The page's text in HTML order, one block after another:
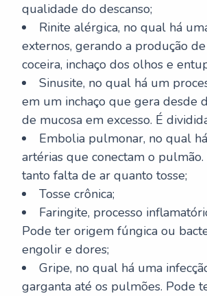
qualidade do descanso;
Rinite alérgica, no qual há
externos, gerando a produção
coceira, inchaço dos olhos e
Sinusite, no qual há um
em um inchaço que gera desde
de mucosa em excesso. É
Embolia pulmonar, no qual
artérias que conectam o
tanto falta de ar quanto tosse;
Tosse crônica;
Faringite, processo
Pode ter origem fúngica ou
engolir e dores;
Gripe, no qual há uma
garganta até os pulmões. Pode